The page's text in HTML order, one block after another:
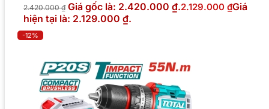
2.420.000₫ Giá gốc là: 2.420.000 ₫.2.129.000 ₫Giá
hiện tại là: 2.129.000 ₫.
-12%